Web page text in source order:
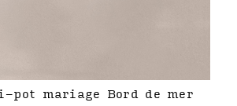
pot mariage Bord de mer